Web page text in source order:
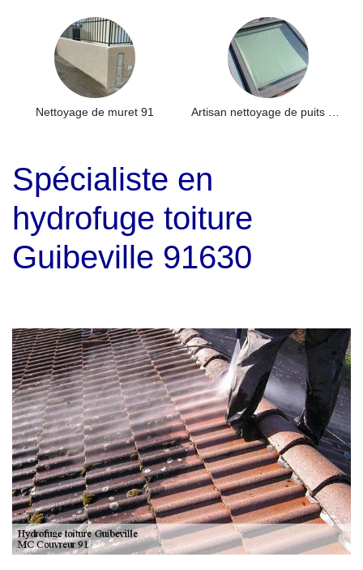
Nettoyage de muret 91
Spécialiste en
hydrofuge toiture
Guibeville 91630